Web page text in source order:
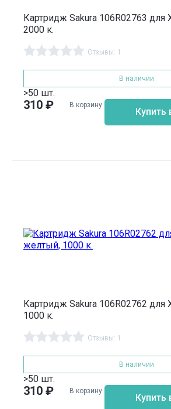
Картридж Sakura 106R02763 для
2000 к.
Отзывы: 1
В наличии
>50 шт.
310 ₽ В корзину
Купить
Картридж Sakura 106R02762 для
1000 к.
Отзывы: 1
В наличии
>50 шт.
310 ₽ В корзину
Купить